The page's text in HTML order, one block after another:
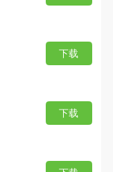
下载
下载